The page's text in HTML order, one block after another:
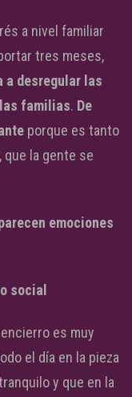
a nivel familiar
tres meses,
a desregular las
familias. De
porque es tanto
que la gente se
emociones
social
es muy
el día en la pieza
y que en la